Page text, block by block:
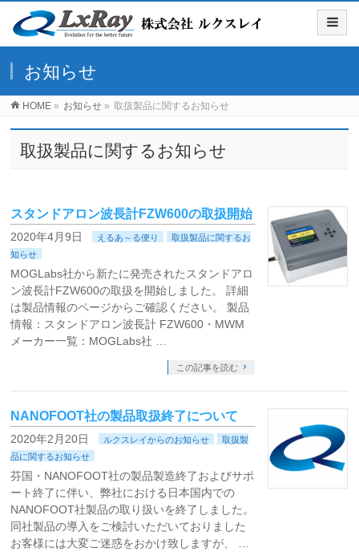
お知らせ
HOME » お知らせ » 取扱製品に関するお知らせ
取扱製品に関するお知らせ
スタンドアロン波長計FZW600の取扱開始
2020年4月9日 えるあ～る便り
取扱製品に関するお
知らせ
MOGLabs社から新たに発売されたスタンドアロ
ン波長計FZW600の取扱を開始しました。 詳細
は製品情報のページからご確認ください。 製品
情報：スタンドアロン波長計 FZW600・MWM
メーカー一覧：MOGLabs社 …
この記事を読む
NANOFOOT社の製品取扱終了について
2020年2月20日 ルクスレイからのお知らせ
取扱製
品に関するお知らせ
芬国・NANOFOOT社の製品製造終了およびサポ
ート終了に伴い、弊社における日本国内での
NANOFOOT社製品の取り扱いを終了しました。
同社製品の導入をご検討いただいておりました
お客様には大変ご迷惑をおかけ致しますが、 …